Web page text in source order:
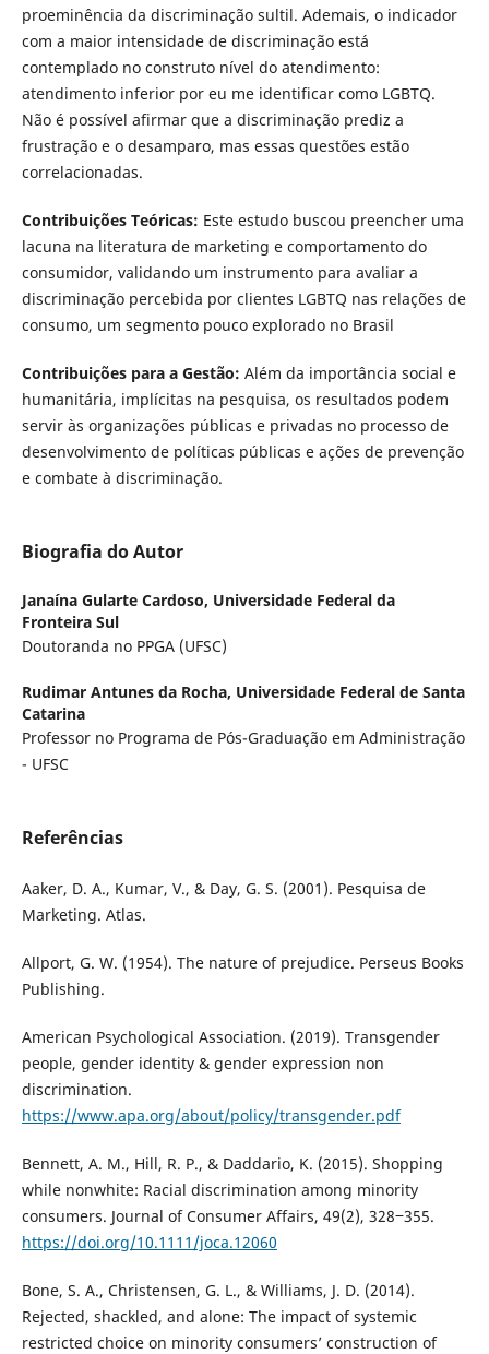
proeminência da discriminação sultil. Ademais, o indicador
com a maior intensidade de discriminação está
contemplado no construto nível do atendimento:
atendimento inferior por eu me identificar como LGBTQ.
Não é possível afirmar que a discriminação prediz a
frustração e o desamparo, mas essas questões estão
correlacionadas.
Contribuições Teóricas: Este estudo buscou preencher uma
lacuna na literatura de marketing e comportamento do
consumidor, validando um instrumento para avaliar a
discriminação percebida por clientes LGBTQ nas relações de
consumo, um segmento pouco explorado no Brasil
Contribuições para a Gestão: Além da importância social e
humanitária, implícitas na pesquisa, os resultados podem
servir às organizações públicas e privadas no processo de
desenvolvimento de políticas públicas e ações de prevenção
e combate à discriminação.
Biografia do Autor
Janaína Gularte Cardoso, Universidade Federal da
Fronteira Sul
Doutoranda no PPGA (UFSC)
Rudimar Antunes da Rocha, Universidade Federal de Santa
Catarina
Professor no Programa de Pós-Graduação em Administração
- UFSC
Referências
Aaker, D. A., Kumar, V., & Day, G. S. (2001). Pesquisa de
Marketing. Atlas.
Allport, G. W. (1954). The nature of prejudice. Perseus Books
Publishing.
American Psychological Association. (2019). Transgender
people, gender identity & gender expression non
discrimination.
https://www.apa.org/about/policy/transgender.pdf
Bennett, A. M., Hill, R. P., & Daddario, K. (2015). Shopping
while nonwhite: Racial discrimination among minority
consumers. Journal of Consumer Affairs, 49(2), 328‒355.
https://doi.org/10.1111/joca.12060
Bone, S. A., Christensen, G. L., & Williams, J. D. (2014).
Rejected, shackled, and alone: The impact of systemic
restricted choice on minority consumers’ construction of